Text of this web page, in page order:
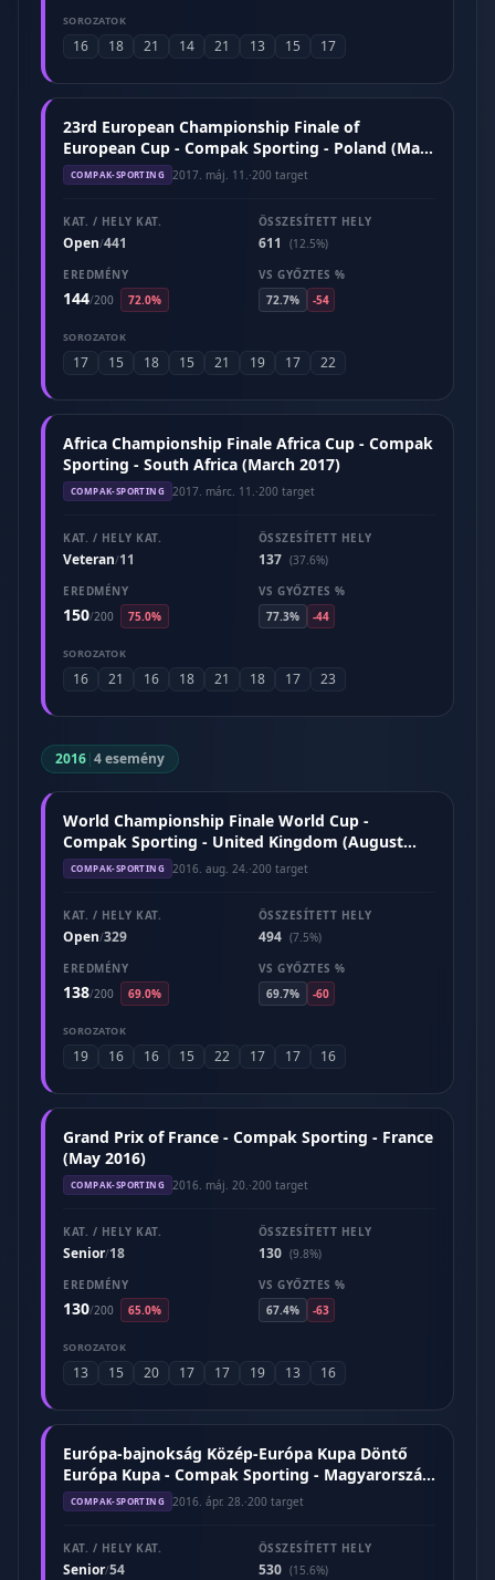
SOROZATOK
16 18 21 14 21 13 15 17
23rd European Championship Finale of
European Cup - Compak Sporting - Poland (May
2017)
COMPAK-SPORTING 2017. máj. 11. ·200 target
KAT. / HELY KAT.
Open/441
ÖSSZESÍTETT HELY
611
(12.5%)
EREDMÉNY
144/200 72.0%
VS GYŐZTES %
72.7%
-54
SOROZATOK
17 15 18 15 21 19 17 22
Africa Championship Finale Africa Cup - Compak
Sporting - South Africa (March 2017)
COMPAK-SPORTING 2017. márc. 11. ·200 target
KAT. / HELY KAT.
Veteran/11
ÖSSZESÍTETT HELY
137 (37.6%)
EREDMÉNY
150/200 75.0%
VS GYŐZTES %
77.3%
-44
SOROZATOK
16 21 16 18 21 18 17 23
2016|4 esemény
World Championship Finale World Cup -
Compak Sporting - United Kingdom (August
2016)
COMPAK-SPORTING 2016. aug. 24. ·200 target
KAT. / HELY KAT.
Open/329
ÖSSZESÍTETT HELY
494 (7.5%)
EREDMÉNY
138/200 69.0%
VS GYŐZTES %
69.7%
-60
SOROZATOK
19 16 16 15 22 17 17 16
Grand Prix of France - Compak Sporting - France
(May 2016)
COMPAK-SPORTING 2016. máj. 20. ·200 target
KAT. / HELY KAT.
Senior/18
ÖSSZESÍTETT HELY
130 (9.8%)
EREDMÉNY
130/200 65.0%
VS GYŐZTES %
67.4%
-63
SOROZATOK
13 15 20 17 17 19 13 16
Európa-bajnokság Közép-Európa Kupa Döntő
Európa Kupa - Compak Sporting - Magyarország
(2016. április)
COMPAK-SPORTING 2016. ápr. 28. ·200 target
KAT. / HELY KAT.
Senior/54
ÖSSZESÍTETT HELY
530 (15.6%)